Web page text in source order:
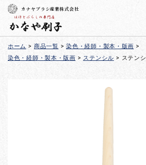
カナヤブラシ産業株式会社
ホーム > 商品一覧 > 染色・経師・製本・版画 >
染色・経師・製本・版画 > ステンシル > ステン